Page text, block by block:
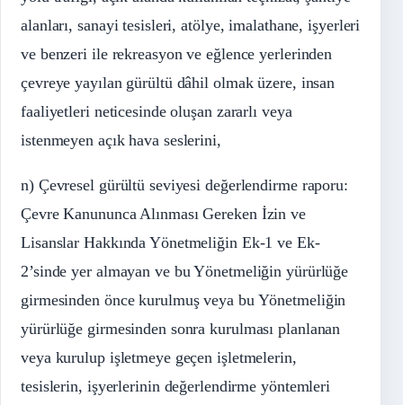
alanları, sanayi tesisleri, atölye, imalathane, işyerleri
ve benzeri ile rekreasyon ve eğlence yerlerinden
çevreye yayılan gürültü dâhil olmak üzere, insan
faaliyetleri neticesinde oluşan zararlı veya
istenmeyen açık hava seslerini,
n) Çevresel gürültü seviyesi değerlendirme raporu:
Çevre Kanununca Alınması Gereken İzin ve
Lisanslar Hakkında Yönetmeliğin Ek-1 ve Ek-
2’sinde yer almayan ve bu Yönetmeliğin yürürlüğe
girmesinden önce kurulmuş veya bu Yönetmeliğin
yürürlüğe girmesinden sonra kurulması planlanan
veya kurulup işletmeye geçen işletmelerin,
tesislerin, işyerlerinin değerlendirme yöntemleri